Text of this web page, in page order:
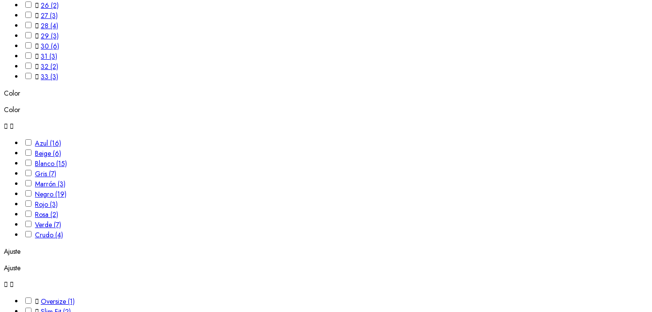
 26 (2)
 27 (3)
 28 (4)
 29 (3)
 30 (6)
 31 (3)
 32 (2)
 33 (3)
Color
Color
 
Azul (16)
Beige (6)
Blanco (15)
Gris (7)
Marrón (3)
Negro (19)
Rojo (3)
Rosa (2)
Verde (7)
Crudo (4)
Ajuste
Ajuste
 
 Oversize (1)